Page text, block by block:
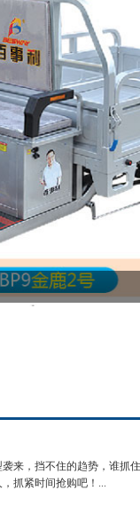
来，挡不住的趋势，谁抓
抓紧时间抢购吧！...